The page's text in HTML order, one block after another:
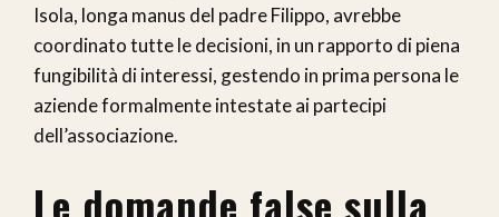
Isola, longa manus del padre Filippo, avrebbe
coordinato tutte le decisioni, in un rapporto di piena
fungibilità di interessi, gestendo in prima persona le
aziende formalmente intestate ai partecipi
dell’associazione.
Le domande false sulla